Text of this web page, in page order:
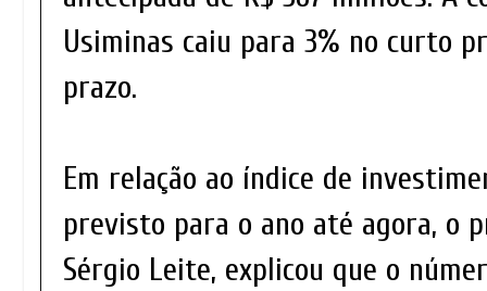
Usiminas caiu para 3% no curto
prazo.
Em relação ao índice de
previsto para o ano até agora, o
Sérgio Leite, explicou que o